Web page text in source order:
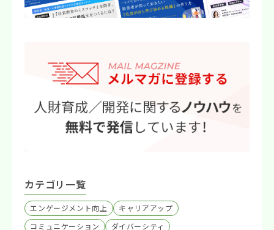
カテゴリ一覧
エンゲージメント向上
キャリアアップ
コミュニケーション
ダイバーシティ